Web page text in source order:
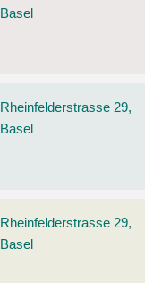
Basel
Rheinfelderstrasse 29,
Basel
Rheinfelderstrasse 29,
Basel